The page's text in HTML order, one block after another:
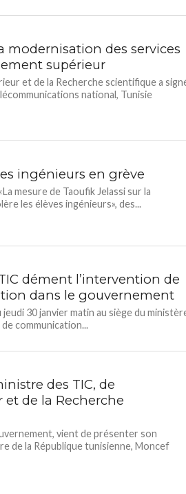
modernisation des services
supérieur
et de la Recherche scientifique a
national, Tunisie
ingénieurs en grève
mesure de Taoufik Jelassi sur la
les élèves ingénieurs», des...
dément l’intervention de
dans le gouvernement
30 janvier matin au siège du
communication...
des TIC, de
et de la Recherche
vient de présenter son
de la République tunisienne, Moncef